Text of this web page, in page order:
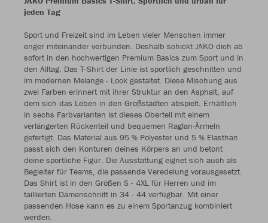
jeden Tag
Sport und Freizeit sind im Leben vieler Menschen immer
enger miteinander verbunden. Deshalb schickt JAKO dich ab
sofort in den hochwertigen Premium Basics zum Sport und in
den Alltag. Das T-Shirt der Linie ist sportlich geschnitten und
im modernen Melange - Look gestaltet. Diese Mischung aus
zwei Farben erinnert mit ihrer Struktur an den Asphalt, auf
dem sich das Leben in den Großstädten abspielt. Erhältlich
in sechs Farbvarianten ist dieses Oberteil mit einem
verlängerten Rückenteil und bequemen Raglan-Ärmeln
gefertigt. Das Material aus 95 % Polyester und 5 % Elasthan
passt sich den Konturen deines Körpers an und betont
deine sportliche Figur. Die Ausstattung eignet sich auch als
Begleiter für Teams, die passende Veredelung vorausgesetzt.
Das Shirt ist in den Größen S - 4XL für Herren und im
taillierten Damenschnitt in 34 - 44 verfügbar. Mit einer
passenden Hose kann es zu einem Sportanzug kombiniert
werden.